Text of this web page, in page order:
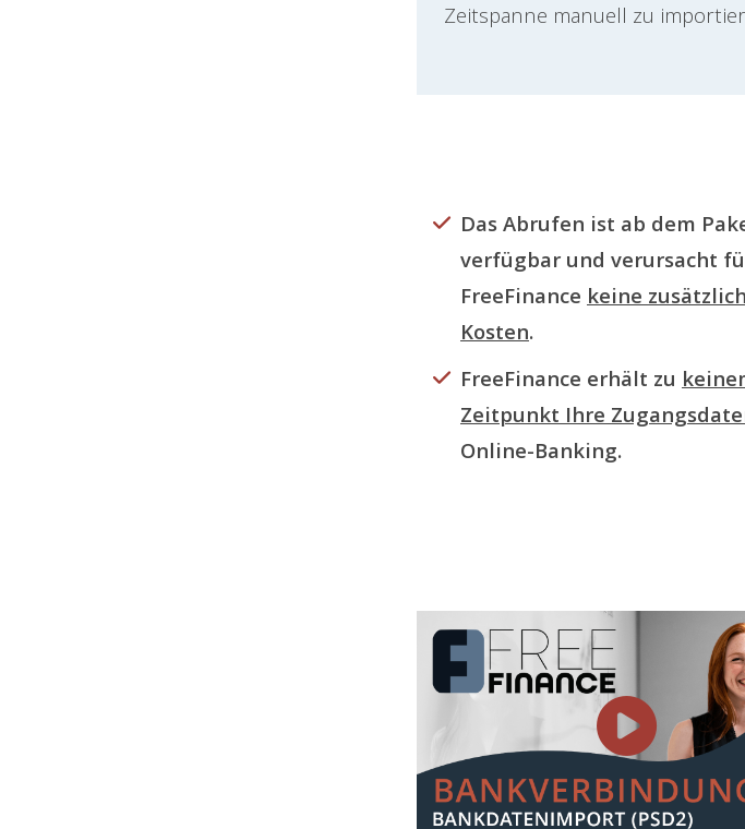
Zeitspanne manuell zu
Das Abrufen ist ab dem
verfügbar und verursacht
FreeFinance keine
Kosten.
FreeFinance erhält zu
Zeitpunkt Ihre
Online-Banking.